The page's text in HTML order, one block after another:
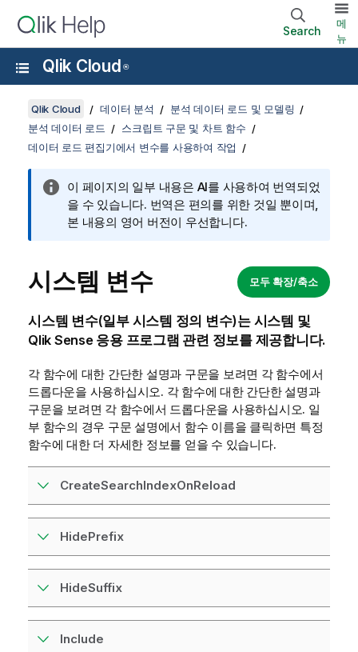
Search
메
뉴
Qlik Cloud ®
Qlik Cloud 데이터 분석
분석 데이터 로드 및 모델링
분석 데이터 로드
스크립트 구문 및 차트 함수
데이터 로드 편집기에서 변수를 사용하여 작업
이 페이지의 일부 내용은 AI를 사용하여 번역되었
을 수 있습니다. 번역은 편의를 위한 것일 뿐이며,
본 내용의 영어 버전이 우선합니다.
모두 확장/축소
시스템 변수
시스템 변수(일부 시스템 정의 변수)는 시스템 및
Qlik Sense응용 프로그램 관련 정보를 제공합니다.
각 함수에 대한 간단한 설명과 구문을 보려면 각 함수에서
드롭다운을 사용하십시오. 각 함수에 대한 간단한 설명과
구문을 보려면 각 함수에서 드롭다운을 사용하십시오. 일
부 함수의 경우 구문 설명에서 함수 이름을 클릭하면 특정
함수에 대한 더 자세한 정보를 얻을 수 있습니다.
CreateSearchIndexOnReload
HidePrefix
HideSuffix
Include